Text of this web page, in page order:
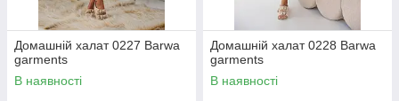
Домашній халат 0227 Barwa
garments
В наявності
Домашній халат 0228 Barwa
garments
В наявності